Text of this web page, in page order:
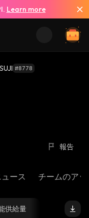
Learn more
#8778
報告
ース チームのア
供給量